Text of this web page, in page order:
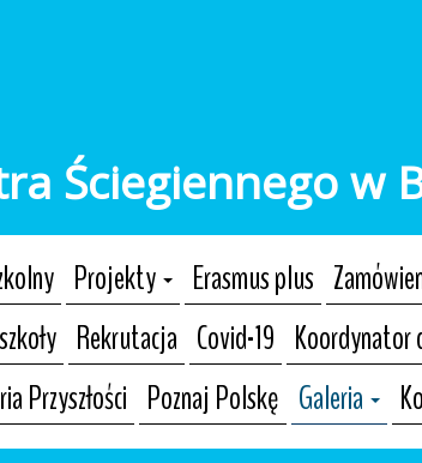
Ściegiennego w
Projekty Erasmus plus
Rekrutacja Covid-19 Koordynator
Przyszłości Poznaj Polskę Galeria